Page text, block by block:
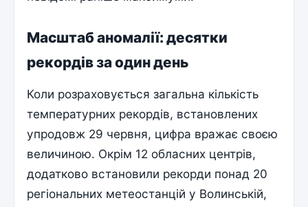
Масштаб аномалії: десятки
рекордів за один день
Коли розраховується загальна кількість
температурних рекордів, встановлених
упродовж 29 червня, цифра вражає своєю
величиною. Окрім 12 обласних центрів,
додатково встановили рекорди понад 20
регіональних метеостанцій у Волинській,